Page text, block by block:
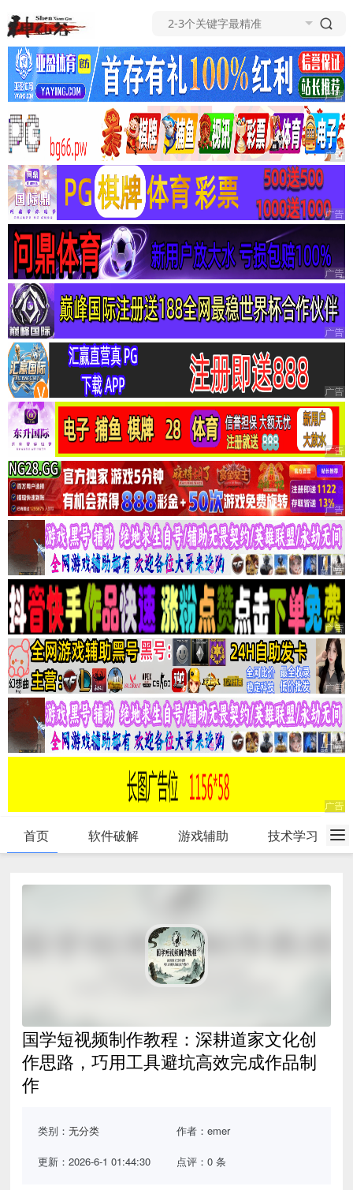
首页 软件破解 游戏辅助 技术学习
国学短视频制作教程：深耕道家文化创
作思路，巧用工具避坑高效完成作品制
作
类别：无分类 作者：emer
更新：2026-6-1 01:44:30 点评：0 条